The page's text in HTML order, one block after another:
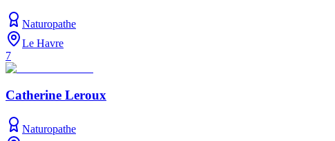
Naturopathe
Le Havre
7
Catherine Leroux
Naturopathe